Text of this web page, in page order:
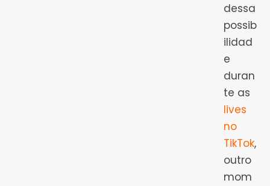
dessa
possib
ilidad
e
duran
te as
lives
no
TikTok,
outro
mom